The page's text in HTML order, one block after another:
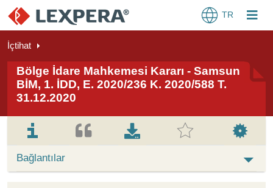
TR
İçtihat
Bölge İdare Mahkemesi Kararı - Samsun
BİM, 1. İDD, E. 2020/236 K. 2020/588 T.
31.12.2020
Bağlantılar